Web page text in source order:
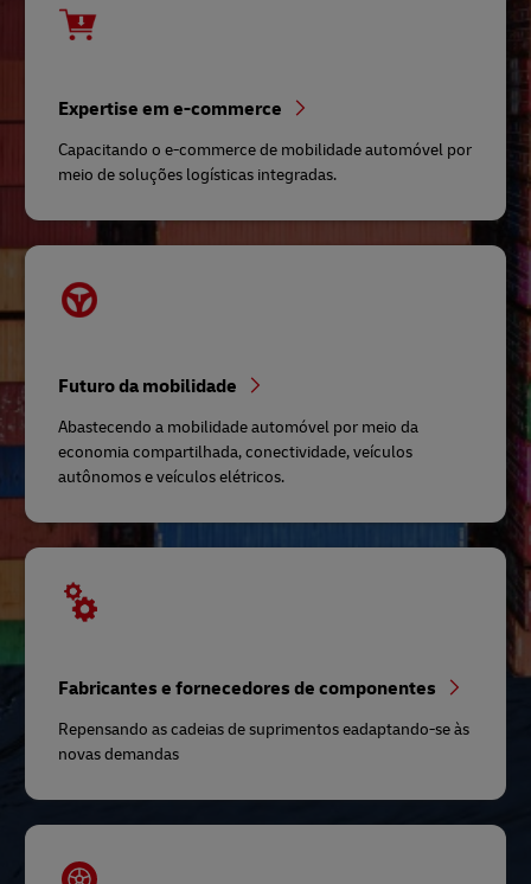
Expertise em e-commerce
Capacitando o e-commerce de mobilidade automóvel por
meio de soluções logísticas integradas.
Futuro da mobilidade
Abastecendo a mobilidade automóvel por meio da
economia compartilhada, conectividade, veículos
autônomos e veículos elétricos.
Fabricantes e fornecedores de componentes
Repensando as cadeias de suprimentos eadaptando-se às
novas demandas